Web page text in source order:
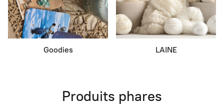
Goodies LAINE
Produits phares